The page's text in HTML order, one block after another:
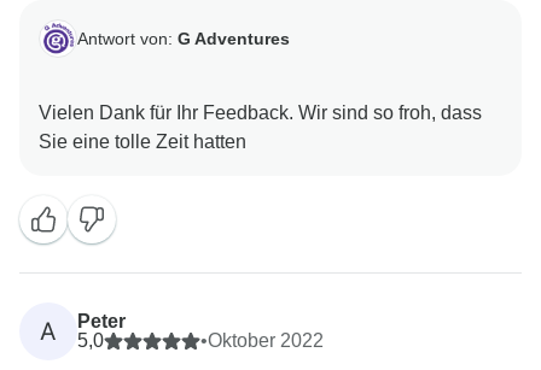
Antwort von: G Adventures
Vielen Dank für Ihr Feedback. Wir sind so froh, dass
A
Peter
5,0
•Oktober 2022